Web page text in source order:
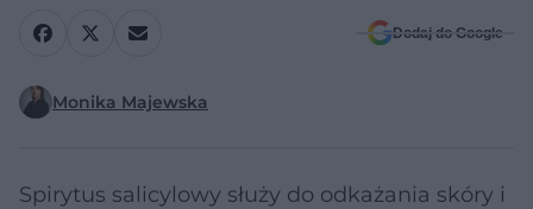
Dodaj do Google
Monika Majewska
Spirytus salicylowy służy do odkażania skóry i